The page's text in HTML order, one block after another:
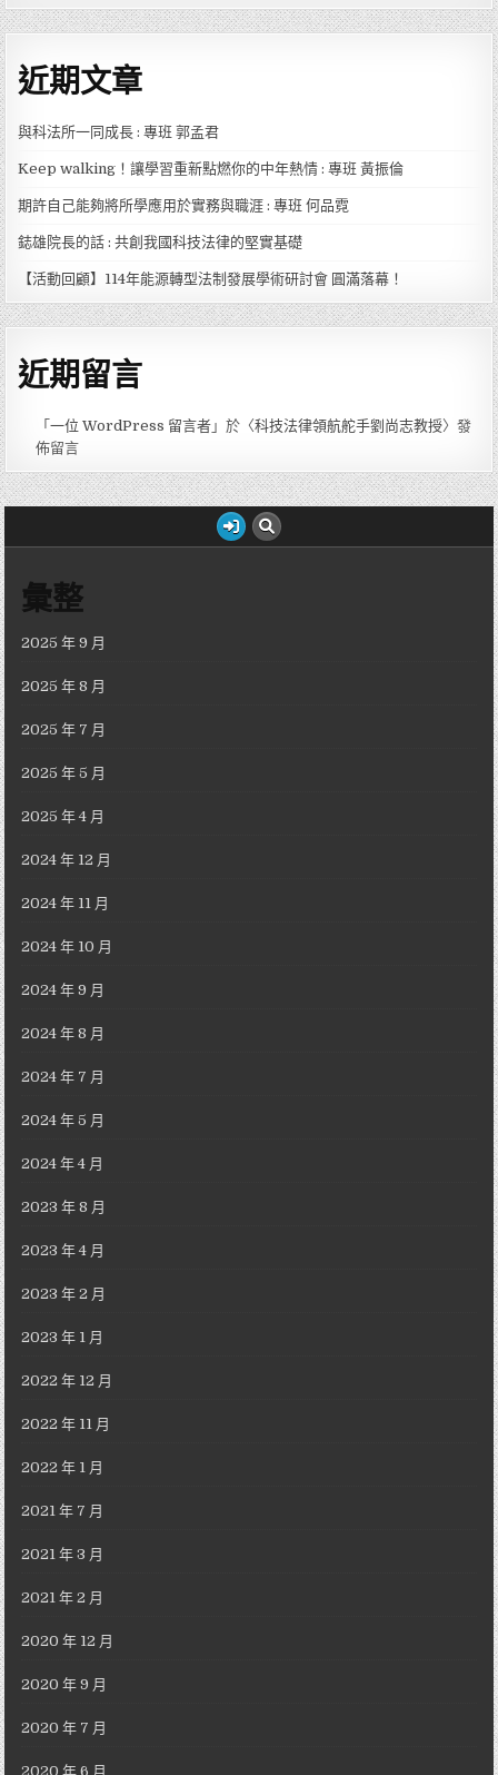
近期文章
與科法所一同成長 : 專班 郭孟君
Keep walking！讓學習重新點燃你的中年熱情 : 專班 黃振倫
期許自己能夠將所學應用於實務與職涯 : 專班 何品霓
鋕雄院長的話 : 共創我國科技法律的堅實基礎
【活動回顧】114年能源轉型法制發展學術研討會 圓滿落幕！
近期留言
「一位 WordPress 留言者 」於〈科技法律領航舵手劉尚志教授〉發
佈留言
彙整
2025 年 9 月
2025 年 8 月
2025 年 7 月
2025 年 5 月
2025 年 4 月
2024 年 12 月
2024 年 11 月
2024 年 10 月
2024 年 9 月
2024 年 8 月
2024 年 7 月
2024 年 5 月
2024 年 4 月
2023 年 8 月
2023 年 4 月
2023 年 2 月
2023 年 1 月
2022 年 12 月
2022 年 11 月
2022 年 1 月
2021 年 7 月
2021 年 3 月
2021 年 2 月
2020 年 12 月
2020 年 9 月
2020 年 7 月
2020 年 6 月